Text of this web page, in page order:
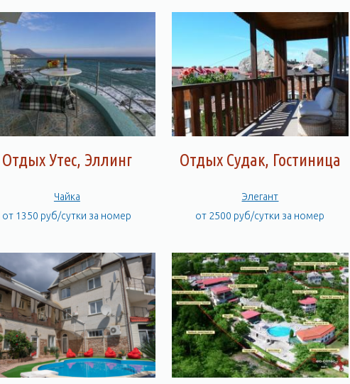
Отдых Утес, Эллинг
Чайка
от 1350 руб/сутки за номер
Отдых Судак, Гостиница
Элегант
от 2500 руб/сутки за номер